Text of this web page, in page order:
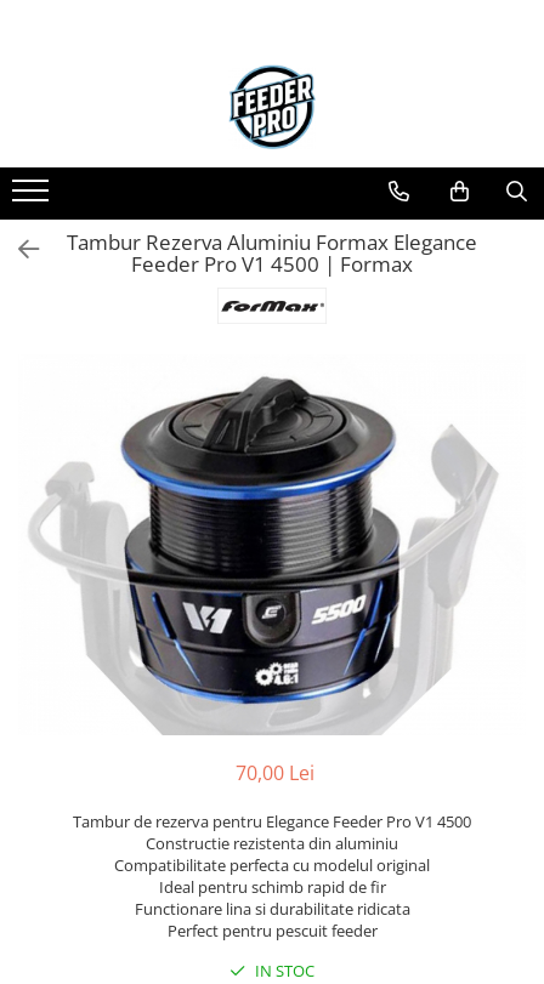
Tambur Rezerva Aluminiu Formax Elegance
Feeder Pro V1 4500 | Formax
70,00 Lei
Tambur de rezerva pentru Elegance Feeder Pro V1 4500
Constructie rezistenta din aluminiu
Compatibilitate perfecta cu modelul original
Ideal pentru schimb rapid de fir
Functionare lina si durabilitate ridicata
Perfect pentru pescuit feeder
IN STOC